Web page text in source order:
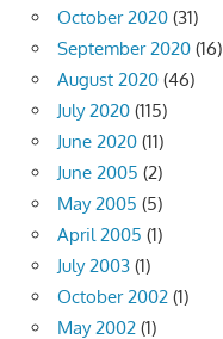
October 2020 (31)
September 2020 (16)
August 2020 (46)
July 2020 (115)
June 2020 (11)
June 2005 (2)
May 2005 (5)
April 2005 (1)
July 2003 (1)
October 2002 (1)
May 2002 (1)